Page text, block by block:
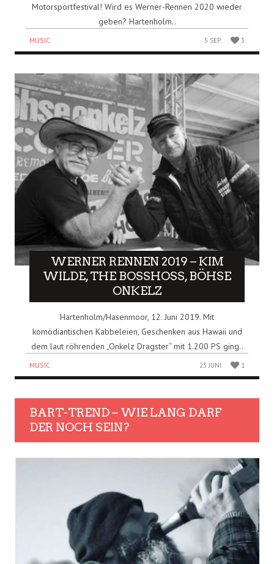
Motorsportfestival! Wird es Werner-Rennen 2020 wieder
geben? Hartenholm..
MUSIC 5 SEP. 3
WERNER RENNEN 2019 – KIM
WILDE, THE BOSSHOSS, BÖHSE
ONKELZ
Hartenholm/Hasenmoor, 12. Juni 2019. Mit
komödiantischen Kabbeleien, Geschenken aus Hawaii und
dem laut röhrenden „Onkelz Dragster“ mit 1.200 PS ging..
MUSIC 23 JUNI 1
BART-TREND – WIE LANG DARF
DER NOCH SEIN?